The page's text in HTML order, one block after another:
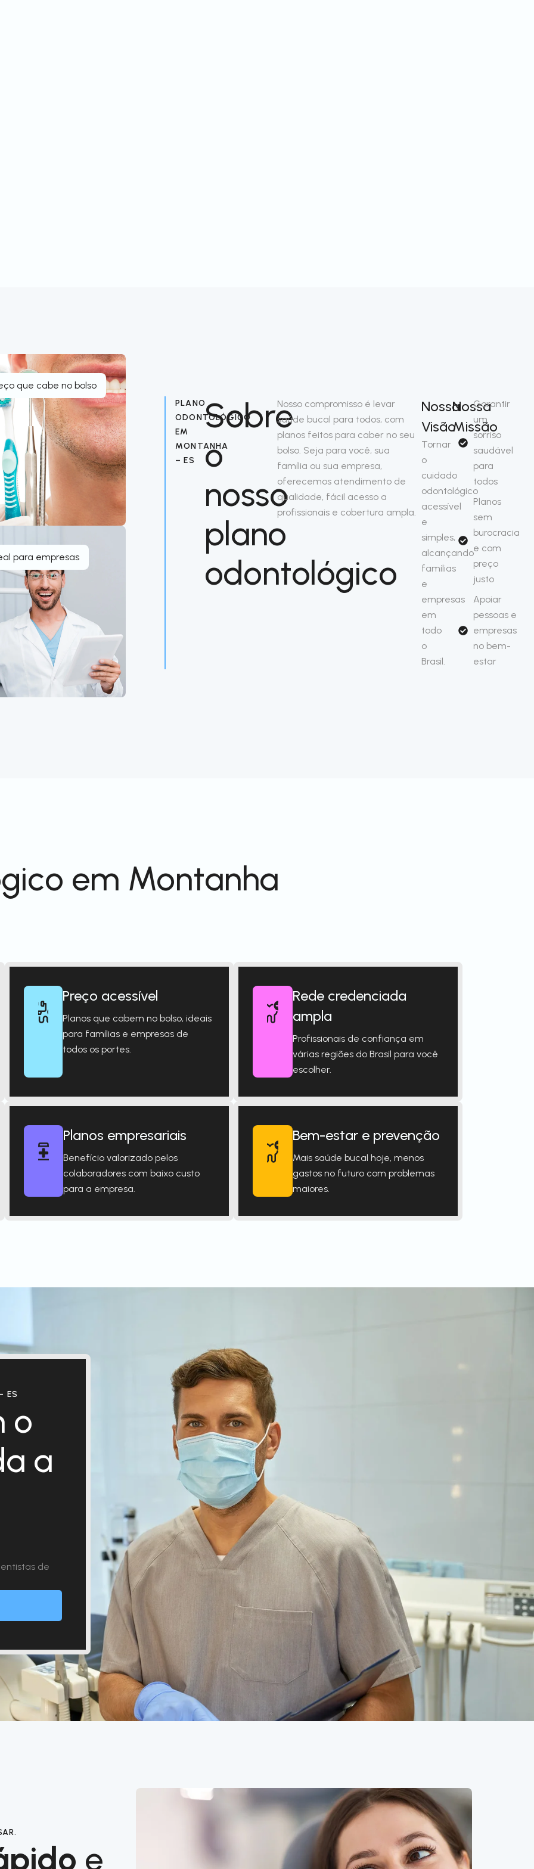
que cabe no bolso
para empresas
PLANO
ODONTOLÓGICO
EM
MONTANHA
– ES
Sobre
o
nosso
plano
odontológico
Nosso compromisso é levar
saúde bucal para todos, com
planos feitos para caber no seu
bolso. Seja para você, sua
família ou sua empresa,
oferecemos atendimento de
qualidade, fácil acesso a
profissionais e cobertura ampla.
Nossa
Visão
Tornar
o
cuidado
odontológico
acessível
e
simples,
alcançando
famílias
e
empresas
em
todo
o
Brasil.
Nossa
Missão
Garantir
um
sorriso
saudável
para
todos
Planos
sem
burocracia
e com
preço
justo
Apoiar
pessoas e
empresas
no bem-
estar
em Montanha
Preço acessível
Planos que cabem no bolso, ideais
para famílias e empresas de
todos os portes.
Rede credenciada
ampla
Profissionais de confiança em
várias regiões do Brasil para você
escolher.
Planos empresariais
Benefício valorizado pelos
colaboradores com baixo custo
para a empresa.
Bem-estar e prevenção
Mais saúde bucal hoje, menos
gastos no futuro com problemas
maiores.
ES
o
a
de
e